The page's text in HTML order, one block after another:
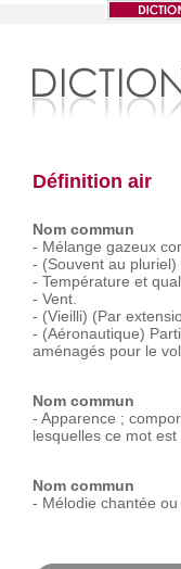
Définition air
Nom commun
- Mélange gazeux
- (Souvent au pluriel)
- Température et
- Vent.
- (Vieilli) (Par
- (Aéronautique)
aménagés pour le vol.
Nom commun
- Apparence ;
lesquelles ce mot est
Nom commun
- Mélodie chantée ou